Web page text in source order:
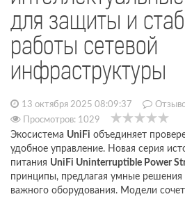
для защиты и
работы сетевой
инфраструктуры
13 октября 2025 08:09:37
Просмотров: 1029
Экосистема UniFi объединяет
удобное управление. Новая серия
питания UniFi Uninterruptible Power
принципы, предлагая умные решения
важного оборудования. Модели